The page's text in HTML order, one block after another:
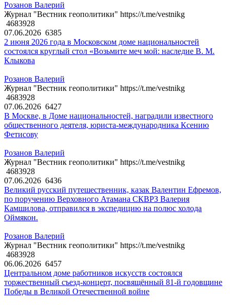
Розанов Валерий
Журнал "Вестник геополитики" https://t.me/vestnikg
4683928
07.06.2026 6385
2 июня 2026 года в Московском доме национальностей
состоялся круглый стол «Возьмите меч мой: наследие В. М.
Клыкова
Розанов Валерий
Журнал "Вестник геополитики" https://t.me/vestnikg
4683928
07.06.2026 6427
В Москве, в Доме национальностей, наградили известного
общественного деятеля, юриста-международника Ксению
Фетисову
Розанов Валерий
Журнал "Вестник геополитики" https://t.me/vestnikg
4683928
07.06.2026 6436
Великий русский путешественник, казак Валентин Ефремов,
по поручению Верховного Атамана СКВРЗ Валерия
Камшилова, отправился в экспедицию на полюс холода
Оймякон.
Розанов Валерий
Журнал "Вестник геополитики" https://t.me/vestnikg
4683928
06.06.2026 6457
Центральном доме работников искусств состоялся
торжественный съезд-концерт, посвящённый 81-й годовщине
Победы в Великой Отечественной войне